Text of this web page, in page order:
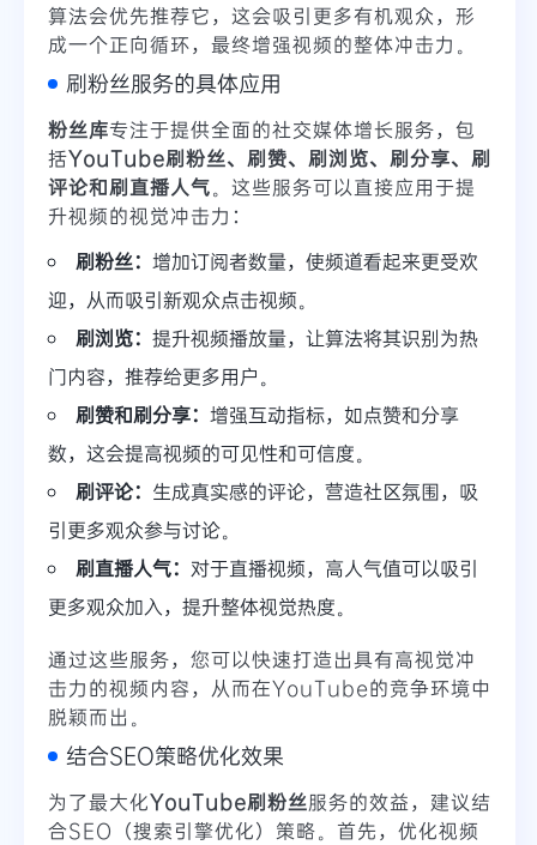
算法会优先推荐它，这会吸引更多有机观众，形
成一个正向循环，最终增强视频的整体冲击力。
刷粉丝服务的具体应用
粉丝库专注于提供全面的社交媒体增长服务，包
括YouTube刷粉丝、刷赞、刷浏览、刷分享、刷
评论和刷直播人气。这些服务可以直接应用于提
升视频的视觉冲击力：
刷粉丝： 增加订阅者数量，使频道看起来更受欢
迎，从而吸引新观众点击视频。
刷浏览： 提升视频播放量，让算法将其识别为热
门内容，推荐给更多用户。
刷赞和刷分享： 增强互动指标，如点赞和分享
数，这会提高视频的可见性和可信度。
刷评论： 生成真实感的评论，营造社区氛围，吸
引更多观众参与讨论。
刷直播人气： 对于直播视频，高人气值可以吸引
更多观众加入，提升整体视觉热度。
通过这些服务，您可以快速打造出具有高视觉冲
击力的视频内容，从而在YouTube的竞争环境中
脱颖而出。
结合SEO策略优化效果
为了最大化YouTube刷粉丝服务的效益，建议结
合SEO（搜索引擎优化）策略。首先，优化视频